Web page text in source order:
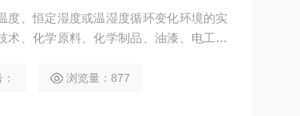
度、恒定湿度或温湿度循环变化环境的实
、化学原料、化学制品、油漆、电工、
感器、元器件、材料、镀层进行温度调
浏览量：877